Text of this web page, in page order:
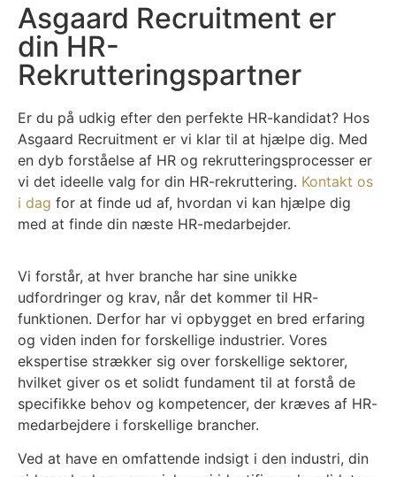
Asgaard Recruitment er
din HR-
Rekrutteringspartner
Er du på udkig efter den perfekte HR-kandidat? Hos
Asgaard Recruitment er vi klar til at hjælpe dig. Med
en dyb forståelse af HR og rekrutteringsprocesser er
vi det ideelle valg for din HR-rekruttering. Kontakt os
i dag for at finde ud af, hvordan vi kan hjælpe dig
med at finde din næste HR-medarbejder.
Vi forstår, at hver branche har sine unikke
udfordringer og krav, når det kommer til HR-
funktionen. Derfor har vi opbygget en bred erfaring
og viden inden for forskellige industrier. Vores
ekspertise strækker sig over forskellige sektorer,
hvilket giver os et solidt fundament til at forstå de
specifikke behov og kompetencer, der kræves af HR-
medarbejdere i forskellige brancher.
Ved at have en omfattende indsigt i den industri, din